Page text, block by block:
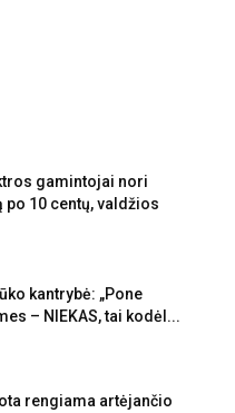
gamintojai nori
10 centų, valdžios
kantrybė: „Pone
– NIEKAS, tai kodėl...
rengiama artėjančio